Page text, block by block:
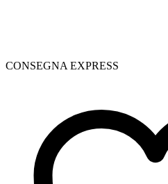
CONSEGNA EXPRESS